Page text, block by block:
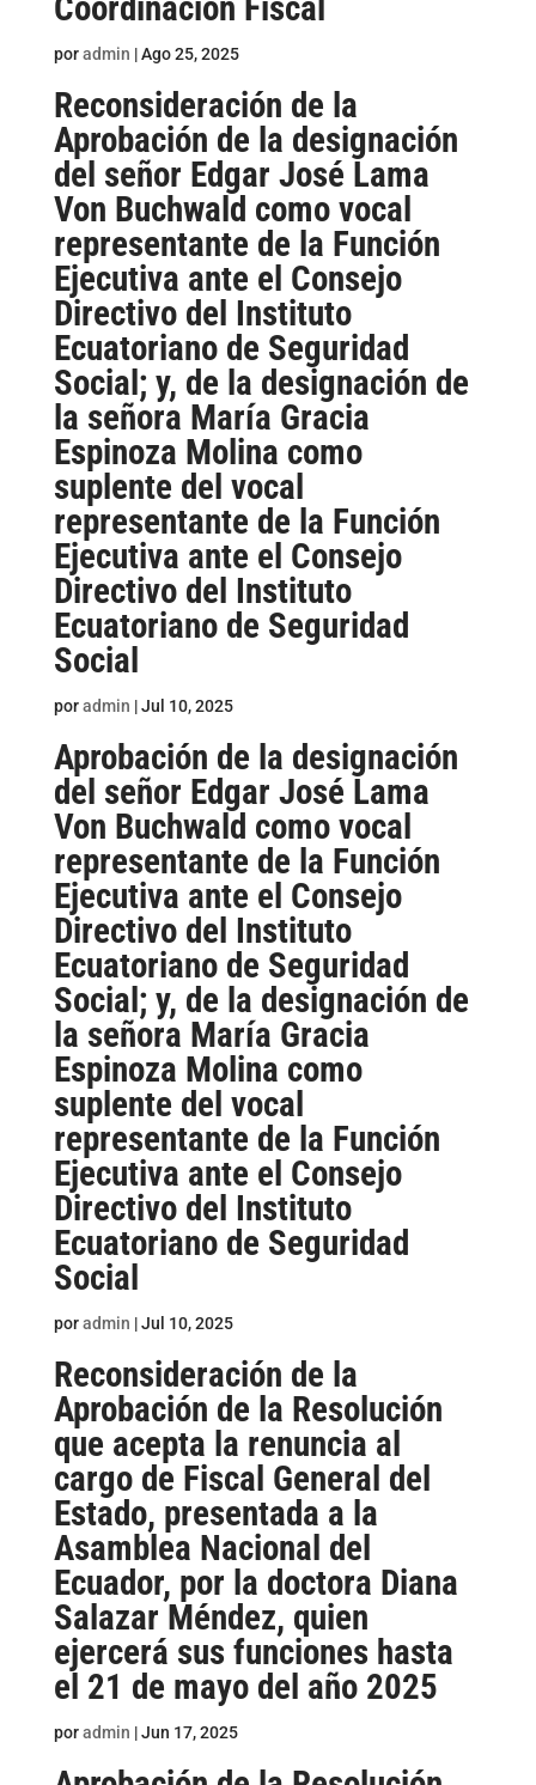
Coordinación Fiscal
poradmin |Ago 25, 2025
Reconsideración de la
Aprobación de la designación
del señor Edgar José Lama
Von Buchwald como vocal
representante de la Función
Ejecutiva ante el Consejo
Directivo del Instituto
Ecuatoriano de Seguridad
Social; y, de la designación de
la señora María Gracia
Espinoza Molina como
suplente del vocal
representante de la Función
Ejecutiva ante el Consejo
Directivo del Instituto
Ecuatoriano de Seguridad
Social
poradmin |Jul 10, 2025
Aprobación de la designación
del señor Edgar José Lama
Von Buchwald como vocal
representante de la Función
Ejecutiva ante el Consejo
Directivo del Instituto
Ecuatoriano de Seguridad
Social; y, de la designación de
la señora María Gracia
Espinoza Molina como
suplente del vocal
representante de la Función
Ejecutiva ante el Consejo
Directivo del Instituto
Ecuatoriano de Seguridad
Social
poradmin |Jul 10, 2025
Reconsideración de la
Aprobación de la Resolución
que acepta la renuncia al
cargo de Fiscal General del
Estado, presentada a la
Asamblea Nacional del
Ecuador, por la doctora Diana
Salazar Méndez, quien
ejercerá sus funciones hasta
el 21 de mayo del año 2025
poradmin |Jun 17, 2025